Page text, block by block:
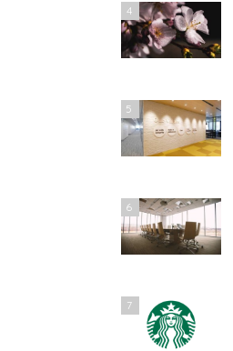
4
5
6
7